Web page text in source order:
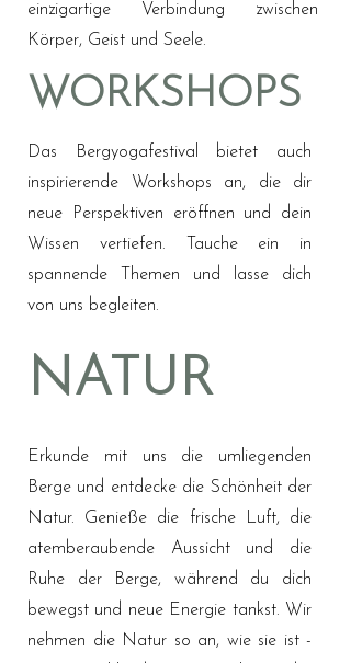
einzigartige Verbindung zwischen
Körper, Geist und Seele.
WORKSHOPS
Das Bergyogafestival bietet auch
inspirierende Workshops an, die dir
neue Perspektiven eröffnen und dein
Wissen vertiefen. Tauche ein in
spannende Themen und lasse dich
von uns begleiten.
NATUR
Erkunde mit uns die umliegenden
Berge und entdecke die Schönheit der
Natur. Genieße die frische Luft, die
atemberaubende Aussicht und die
Ruhe der Berge, während du dich
bewegst und neue Energie tankst. Wir
nehmen die Natur so an, wie sie ist -